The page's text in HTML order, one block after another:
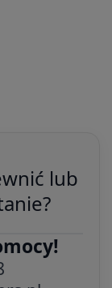
lub